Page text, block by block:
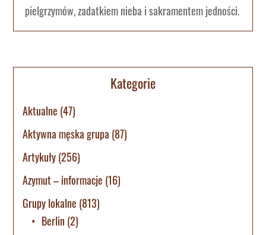
pielgrzymów, zadatkiem nieba i sakramentem jedności.
Kategorie
Aktualne (47)
Aktywna męska grupa (87)
Artykuły(256)
Azymut – informacje (16)
Grupy lokalne (813)
Berlin (2)